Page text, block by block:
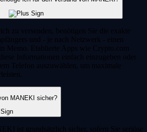
zu versenden, benötigen Sie die exakte
und - je nach Netzwerk - einen
Memo. Etablierte Apps wie Crypto.com
Informationen einfach einzugeben oder
Telefon auszuwählen, um maximale
MANEKI sicher?
ist grundsätzlich sicher, sofern Sie seriöse